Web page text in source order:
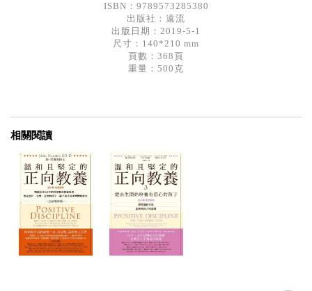
ISBN：9789573285380
出版社： 遠流
出版日期：2019-5-1
尺寸：140*210 mm
頁數：368頁
重量：500克
相關閱讀